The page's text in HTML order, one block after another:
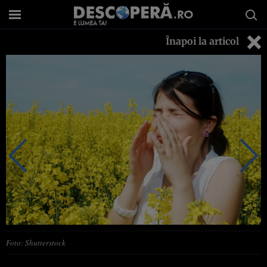
Înapoi la articol
Foto: Shutterstock